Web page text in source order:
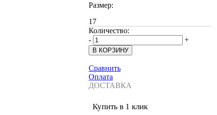
Размер:
17
Количество:
-
+
Сравнить
Оплата
ДОСТАВКА
Купить в 1 клик